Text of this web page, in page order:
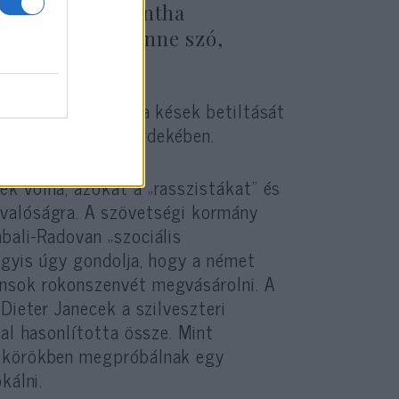
úgy tettek, mintha
őrületéről lenne szó,
alapon akár a kések betiltását
érdekében.
volna, azokat a „rasszistákat” és
A szövetségi kormány
Radovan „szociális
úgy gondolja, hogy a német
rokonszenvét megvásárolni. A
Janecek a szilveszteri
hasonlította össze. Mint
megpróbálnak egy